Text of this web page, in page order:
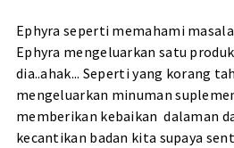
Ephyra seperti memahami
Ephyra mengeluarkan satu
dia..ahak... Seperti yang korang
mengeluarkan minuman
memberikan kebaikan dalaman
kecantikan badan kita supaya